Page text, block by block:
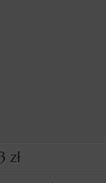
zł